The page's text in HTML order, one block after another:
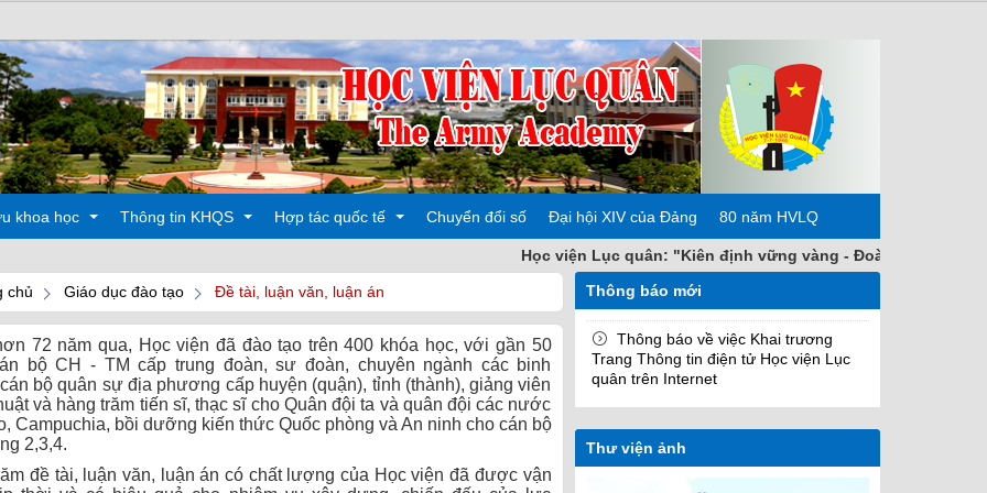
khoa học
học
Thông tin KHQS
Các hoạt động
Sản phẩm
Hợp tác quốc tế
Đào tạo
Các hoạt động
Chuyển đổi số Đại hội XIV của Đảng 80 năm HVLQ
Học viện Lục quân: "Kiên định vững vàng - Đoàn kết nhất trí -
chủ Giáo dục đào tạo Đề tài, luận văn, luận án
72 năm qua, Học viện đã đào tạo trên 400 khóa học, với gần 50
bộ CH - TM cấp trung đoàn, sư đoàn, chuyên ngành các binh
bộ quân sự địa phương cấp huyện (quận), tỉnh (thành), giảng viên
và hàng trăm tiến sĩ, thạc sĩ cho Quân đội ta và quân đội các nước
Campuchia, bồi dưỡng kiến thức Quốc phòng và An ninh cho cán bộ
2,3,4.
đề tài, luận văn, luận án có chất lượng của Học viện đã được vận
Thông báo mới
Thông báo về việc Khai trương
Trang Thông tin điện tử Học viện Lục
quân trên Internet
Thư viện ảnh